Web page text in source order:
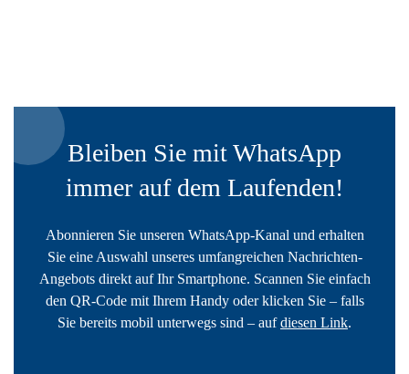
Bleiben Sie mit WhatsApp
immer auf dem Laufenden!
Abonnieren Sie unseren WhatsApp-Kanal und erhalten
Sie eine Auswahl unseres umfangreichen Nachrichten-
Angebots direkt auf Ihr Smartphone. Scannen Sie einfach
den QR-Code mit Ihrem Handy oder klicken Sie – falls
Sie bereits mobil unterwegs sind – aufdiesen Link.